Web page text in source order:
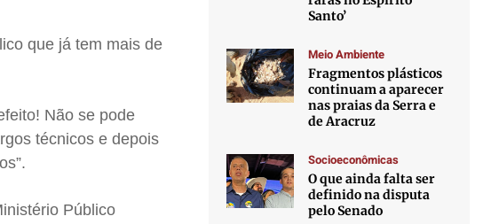
que já tem mais de
Não se pode
técnicos e depois
Público
Santo’
Meio Ambiente
Fragmentos plásticos
continuam a aparecer
nas praias da Serra e
de Aracruz
Socioeconômicas
O que ainda falta ser
definido na disputa
pelo Senado